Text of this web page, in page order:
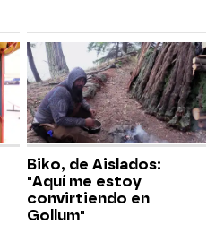
Biko, de Aislados:
"Aquí me estoy
convirtiendo en
Gollum"